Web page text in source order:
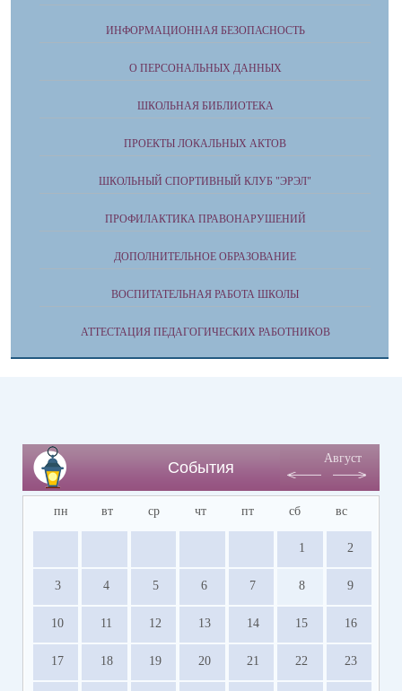
ИНФОРМАЦИОННАЯ БЕЗОПАСНОСТЬ
О ПЕРСОНАЛЬНЫХ ДАННЫХ
ШКОЛЬНАЯ БИБЛИОТЕКА
ПРОЕКТЫ ЛОКАЛЬНЫХ АКТОВ
ШКОЛЬНЫЙ СПОРТИВНЫЙ КЛУБ "ЭРЭЛ"
ПРОФИЛАКТИКА ПРАВОНАРУШЕНИЙ
ДОПОЛНИТЕЛЬНОЕ ОБРАЗОВАНИЕ
ВОСПИТАТЕЛЬНАЯ РАБОТА ШКОЛЫ
АТТЕСТАЦИЯ ПЕДАГОГИЧЕСКИХ РАБОТНИКОВ
События
Август
пн вт ср чт пт сб вс
1 2
3 4 5 6 7 8 9
10 11 12 13 14 15 16
17 18 19 20 21 22 23